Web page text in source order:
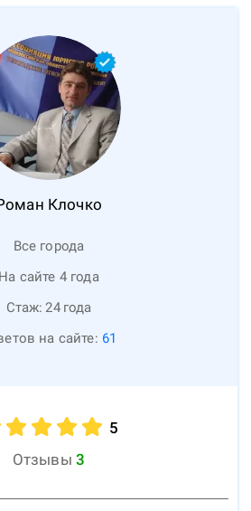
Клочко
Все города
На сайте 4 года
Стаж: 24 года
на сайте: 61
5
Отзывы 3